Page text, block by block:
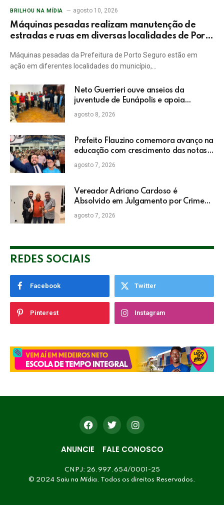
BRILHOU NA MÍDIA agosto 10, 2026
Máquinas pesadas realizam manutenção de
estradas e ruas em diversas localidades de Porto
Máquinas pesadas da Prefeitura de Porto Seguro estão em
ação em diferentes localidades do município,…
Neto Guerrieri ouve anseios da
juventude de Eunápolis e apoia
projetos sociais
agosto 8, 2026
Prefeito Flauzino comemora avanço na
educação com crescimento das notas
do IDEB da rede pública de Itabela
agosto 7, 2026
Vereador Adriano Cardoso é
Absolvido em Julgamento por Crime
Eleitoral no TRE
agosto 7, 2026
REDES SOCIAIS
Facebook Twitter
Pinterest Instagram
ANUNCIE FALE CONOSCO
CNPJ: 26.997.654/0001-25
© 2024 Saiu na Mídia. Todos os direitos Reservados.